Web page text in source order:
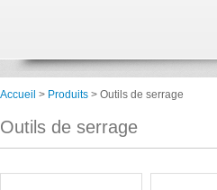
Accueil > Produits > Outils de serrage
Outils de serrage